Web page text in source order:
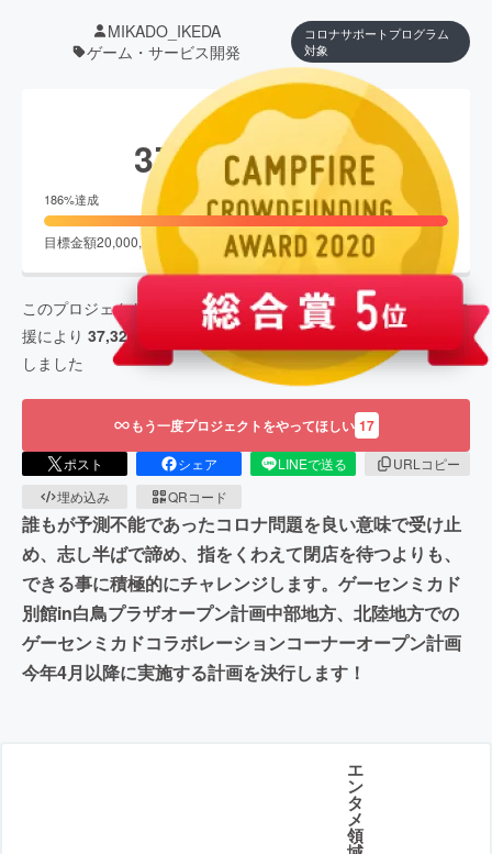
MIKADO_IKEDA
ゲーム・サービス開発
コロナサポートプログラム
対象
現在の支援総額
37,328,892円
186%達成 終了
目標金額20,000,000 支援者数 3,872
このプロジェクトは、 2020/04/10に募集を開始し、 3,872
人の支
援により 37,328,892 円の資金を集め、 2020/05/10に募集を終了
しました
もう一度プロジェクトをやってほしい 17
ポスト シェア LINEで送る
URLコピー
埋め込み
QRコード
誰もが予測不能であったコロナ問題を良い意味で受け止
め、志し半ばで諦め、指をくわえて閉店を待つよりも、
できる事に積極的にチャレンジします。ゲーセンミカド
別館in白鳥プラザオープン計画中部地方、北陸地方での
ゲーセンミカドコラボレーションコーナーオープン計画
今年4月以降に実施する計画を決行します！
エ
ン
タ
メ
領